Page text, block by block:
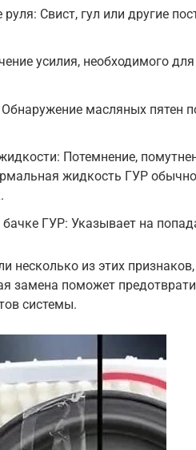
Свист, гул или другие
усилия, необходимого
масляных пятен
Потемнение,
жидкость ГУР
ГУР: Указывает на
несколько из этих
замена поможет
системы.